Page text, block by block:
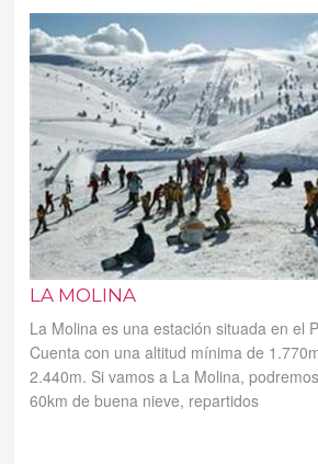
LA MOLINA
La Molina es una estación situada en el
Cuenta con una altitud mínima de
2.440m. Si vamos a La Molina,
60km de buena nieve, repartidos